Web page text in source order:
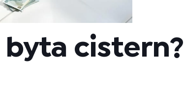
cistern?